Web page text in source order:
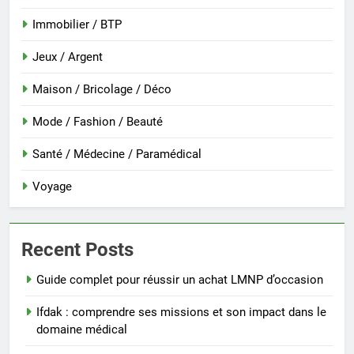
Immobilier / BTP
Jeux / Argent
Maison / Bricolage / Déco
Mode / Fashion / Beauté
Santé / Médecine / Paramédical
Voyage
Recent Posts
Guide complet pour réussir un achat LMNP d’occasion
Ifdak : comprendre ses missions et son impact dans le
domaine médical